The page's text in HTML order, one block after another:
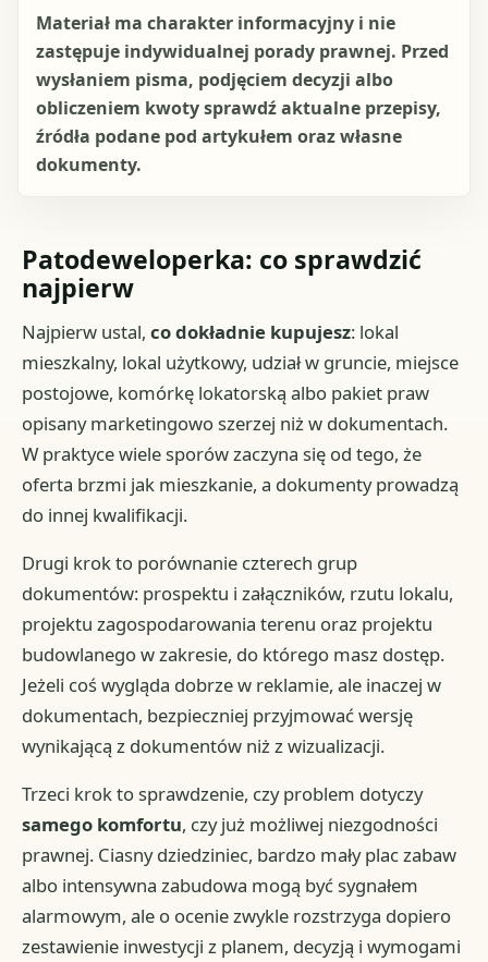
Materiał ma charakter informacyjny i nie
zastępuje indywidualnej porady prawnej. Przed
wysłaniem pisma, podjęciem decyzji albo
obliczeniem kwoty sprawdź aktualne przepisy,
źródła podane pod artykułem oraz własne
dokumenty.
Patodeweloperka: co sprawdzić
najpierw
Najpierw ustal,co dokładnie kupujesz: lokal
mieszkalny, lokal użytkowy, udział w gruncie, miejsce
postojowe, komórkę lokatorską albo pakiet praw
opisany marketingowo szerzej niż w dokumentach.
W praktyce wiele sporów zaczyna się od tego, że
oferta brzmi jak mieszkanie, a dokumenty prowadzą
do innej kwalifikacji.
Drugi krok to porównanie czterech grup
dokumentów: prospektu i załączników, rzutu lokalu,
projektu zagospodarowania terenu oraz projektu
budowlanego w zakresie, do którego masz dostęp.
Jeżeli coś wygląda dobrze w reklamie, ale inaczej w
dokumentach, bezpieczniej przyjmować wersję
wynikającą z dokumentów niż z wizualizacji.
Trzeci krok to sprawdzenie, czy problem dotyczy
samego komfortu, czy już możliwej niezgodności
prawnej. Ciasny dziedziniec, bardzo mały plac zabaw
albo intensywna zabudowa mogą być sygnałem
alarmowym, ale o ocenie zwykle rozstrzyga dopiero
zestawienie inwestycji z planem, decyzją i wymogami